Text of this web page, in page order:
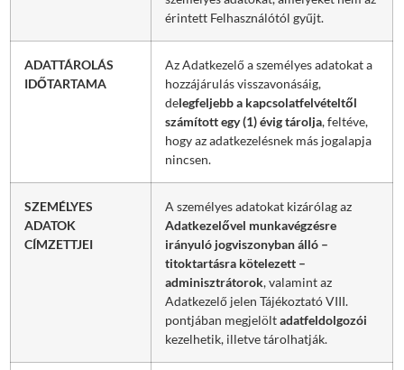
érintett Felhasználótól gyűjt.
ADATTÁROLÁS
IDŐTARTAMA
Az Adatkezelő a személyes adatokat a
hozzájárulás visszavonásáig,
delegfeljebb a kapcsolatfelvételtől
számított egy (1) évig tárolja, feltéve,
hogy az adatkezelésnek más jogalapja
nincsen.
SZEMÉLYES
ADATOK
CÍMZETTJEI
A személyes adatokat kizárólag az
Adatkezelővel munkavégzésre
irányuló jogviszonyban álló –
titoktartásra kötelezett –
adminisztrátorok, valamint az
Adatkezelő jelen Tájékoztató VIII.
pontjában megjelöltadatfeldolgozói
kezelhetik, illetve tárolhatják.